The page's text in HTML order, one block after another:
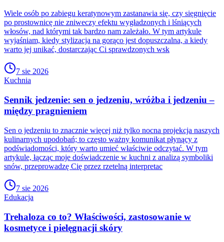
Wiele osób po zabiegu keratynowym zastanawia się, czy sięgnięcie
po prostownicę nie zniweczy efektu wygładzonych i lśniących
włosów, nad którymi tak bardzo nam zależało. W tym artykule
wyjaśniam, kiedy stylizacja na gorąco jest dopuszczalna, a kiedy
warto jej unikać, dostarczając Ci sprawdzonych wsk
7 sie 2026
Kuchnia
Sennik jedzenie: sen o jedzeniu, wróżba i jedzeniu –
między pragnieniem
Sen o jedzeniu to znacznie więcej niż tylko nocna projekcja naszych
kulinarnych upodobań; to często ważny komunikat płynący z
podświadomości, który warto umieć właściwie odczytać. W tym
artykule, łącząc moje doświadczenie w kuchni z analizą symboliki
snów, przeprowadzę Cię przez rzetelną interpretac
7 sie 2026
Edukacja
Trehaloza co to? Właściwości, zastosowanie w
kosmetyce i pielęgnacji skóry